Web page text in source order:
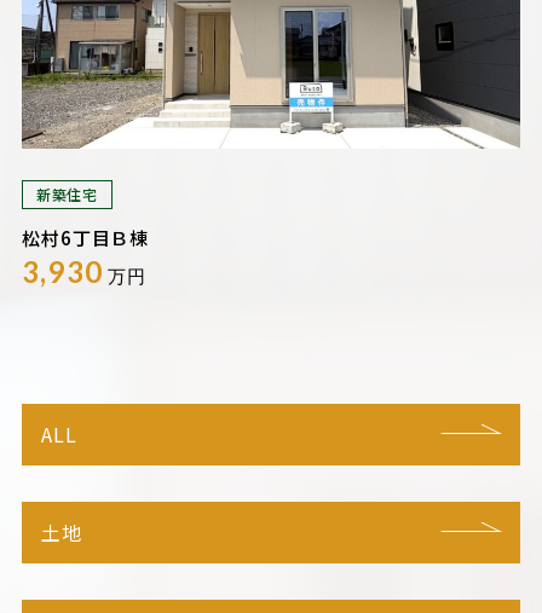
新築住宅
松村6丁目Ｂ棟
3,930 万円
ALL
土地